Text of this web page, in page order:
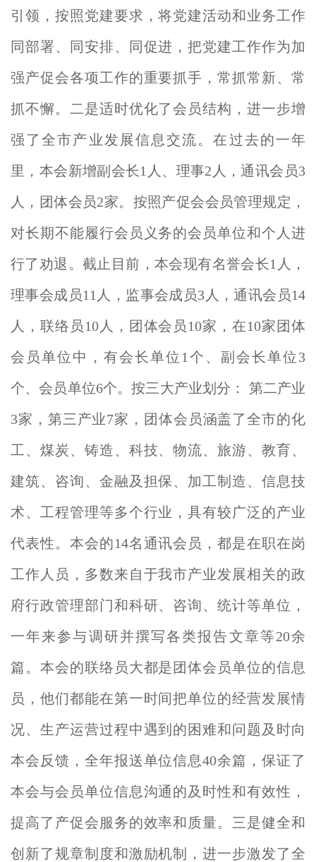
引领，按照党建要求，将党建活动和业务工作
同部署、同安排、同促进，把党建工作作为加
强产促会各项工作的重要抓手，常抓常新、常
抓不懈。二是适时优化了会员结构，进一步增
强了全市产业发展信息交流。在过去的一年
里，本会新增副会长1人、理事2人，通讯会员3
人 ， 团体会员2家。按照产促会会员管理规定，
对长期不能履行会员义务的会员单位和个人进
行了劝退 。截止目前，本会现有名誉会长1人，
理事会成员11 人，监事会成员3人，通讯会员14
人， 联络员10人，团体会员10家，在10家团体
会员单位中， 有会长单位1个、副会长单位3
个、会员单位6个。按三大产业划分：
第二产业
3家，第三产业7家，团体会员涵盖了全市的化
工、煤炭、铸造、科技、物流、旅游、教育、
建筑、咨询、金融及担保、加工制造、信息技
术、工程管理等多个行业，具有较广泛的产业
代表性。本会的14名通讯会员，都是在职在岗
工作人员，多数来自于我市产业发展相关的政
府行政管理部门和科研、咨询、统计等单位，
一年来参与调研并撰写各类报告文章等20余
篇。本会的联络员大都是团体会员单位的信息
员，他们都能在第一时间把单位的经营发展情
况、生产运营过程中遇到的困难和问题及时向
本会反馈，全年报送单位信息40余篇，保证了
本会与会员单位信息沟通的及时性和有效性，
提高了 产促会服务的效率和质量。三是健全和
创新了规章制度和激励机制，进一步激发了全